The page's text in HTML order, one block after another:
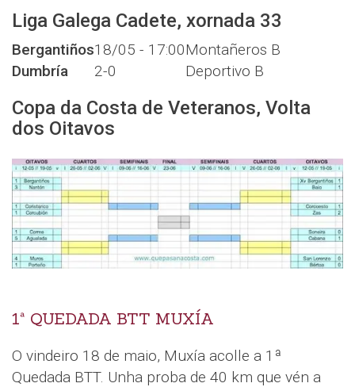
Liga Galega Cadete, xornada 33
Bergantiños18/05 - 17:00Montañeros B
Dumbría
2-0 Deportivo B
Copa da Costa de Veteranos, Volta
dos Oitavos
1ª QUEDADA BTT MUXÍA
O vindeiro 18 de maio, Muxía acolle a 1ª
Quedada BTT. Unha proba de 40 km que vén a